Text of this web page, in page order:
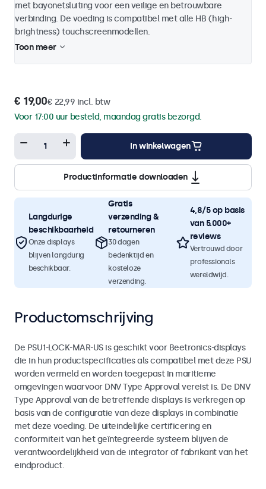
met bayonetsluiting voor een veilige en betrouwbare
verbinding. De voeding is compatibel met alle HB (high-
brightness) touchscreenmodellen.
Toon meer
€ 19,00€ 22,99 incl. btw
Voor 17:00 uur besteld, maandag gratis bezorgd.
In winkelwagen
Productinformatie downloaden
Langdurige
beschikbaarheid
Onze displays
blijven langdurig
beschikbaar.
Gratis
verzending &
retourneren
30 dagen
bedenktijd en
kosteloze
verzending.
4,8/5 op basis
van 5.000+
reviews
Vertrouwd door
professionals
wereldwijd.
Productomschrijving
De PSU1-LOCK-MAR-US is geschikt voor Beetronics-displays
die in hun productspecificaties als compatibel met deze PSU
worden vermeld en worden toegepast in maritieme
omgevingen waarvoor DNV Type Approval vereist is. De DNV
Type Approval van de betreffende displays is verkregen op
basis van de configuratie van deze displays in combinatie
met deze voeding. De uiteindelijke certificering en
conformiteit van het geïntegreerde systeem blijven de
verantwoordelijkheid van de integrator of fabrikant van het
eindproduct.